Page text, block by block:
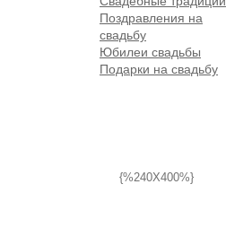
Поздравления на
свадьбу
Юбилеи свадьбы
Подарки на свадьбу
{%240X400%}